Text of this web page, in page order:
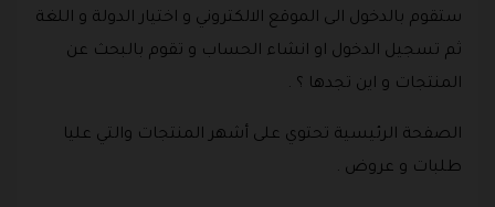
ستقوم بالدخول الى الموقع الالكتروني و اختيار الدولة و اللغة
ثم تسجيل الدخول او انشاء الحساب و تقوم بالبحث عن
المنتجات و اين تجدها ؟ .
الصفحة الرئيسية تحتوي على أشهر المنتجات والتي عليا
طلبات و عروض .